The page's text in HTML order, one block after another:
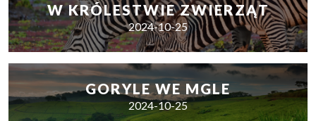
W KRÓLESTWIE ZWIERZĄT
2024-10-25
GORYLE WE MGLE
2024-10-25